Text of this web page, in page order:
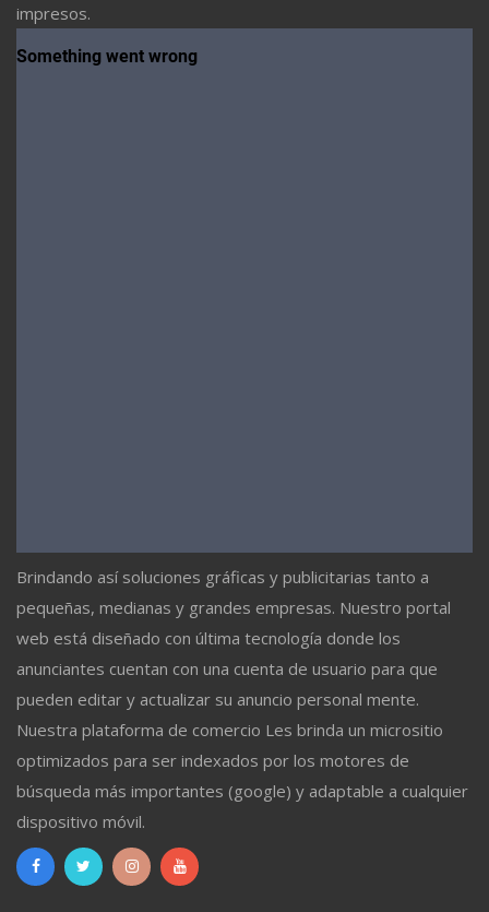
impresos.
Brindando así soluciones gráficas y publicitarias tanto a
pequeñas, medianas y grandes empresas. Nuestro portal
web está diseñado con última tecnología donde los
anunciantes cuentan con una cuenta de usuario para que
pueden editar y actualizar su anuncio personal mente.
Nuestra plataforma de comercio Les brinda un micrositio
optimizados para ser indexados por los motores de
búsqueda más importantes (google) y adaptable a cualquier
dispositivo móvil.